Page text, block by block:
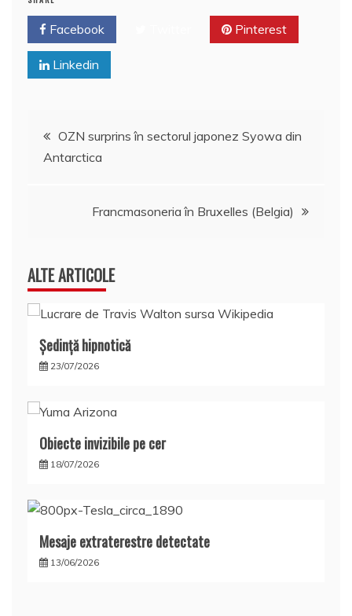
Facebook Pinterest
Linkedin
Navigare
în
articole
OZN surprins în sectorul japonez Syowa din
Antarctica
Francmasoneria în Bruxelles (Belgia)
ALTE ARTICOLE
Şedinţă hipnotică
23/07/2026
Obiecte invizibile pe cer
18/07/2026
Mesaje extraterestre detectate
13/06/2026